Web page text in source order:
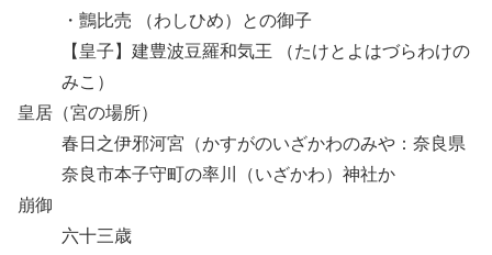
・鸇比売 （わしひめ）との御子
【皇子】建豊波豆羅和気王 （たけとよはづらわけの
みこ）
皇居（宮の場所）
春日之伊邪河宮（かすがのいざかわのみや：奈良県
奈良市本子守町の率川（いざかわ）神社か
崩御
六十三歳